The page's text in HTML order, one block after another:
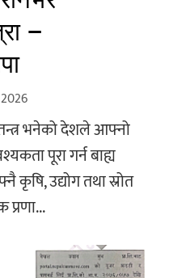
–
भनेको देशले आफ्नो
पूरा गर्न बाह्य
कृषि, उद्योग तथा स्रोत
प्रणा...